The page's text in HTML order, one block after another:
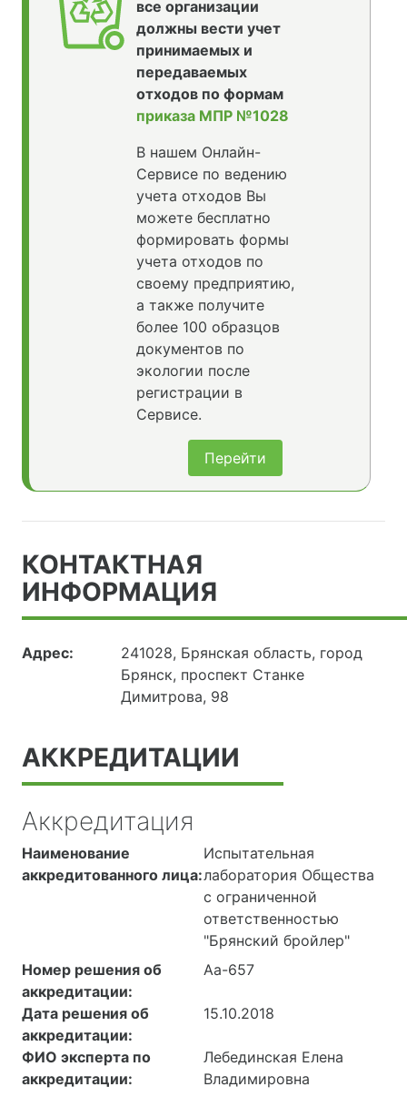
все организации
должны вести учет
принимаемых и
передаваемых
отходов по формам
приказа МПР №1028
В нашем Онлайн-
Сервисе по ведению
учета отходов Вы
можете бесплатно
формировать формы
учета отходов по
своему предприятию,
а также получите
более 100 образцов
документов по
экологии после
регистрации в
Сервисе.
Перейти
КОНТАКТНАЯ
ИНФОРМАЦИЯ
Адрес:
241028, Брянская область, город
Брянск, проспект Станке
Димитрова, 98
АККРЕДИТАЦИИ
Аккредитация
Наименование
аккредитованного лица:
Испытательная
лаборатория Общества
с ограниченной
ответственностью
"Брянский бройлер"
Номер решения об
аккредитации:
Аа-657
Дата решения об
аккредитации:
15.10.2018
ФИО эксперта по
аккредитации:
Лебединская Елена
Владимировна